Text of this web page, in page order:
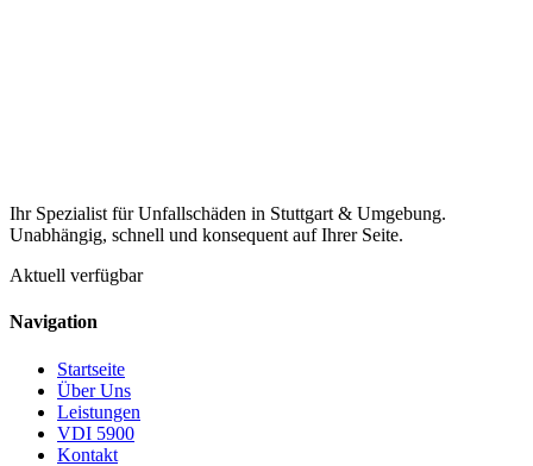
Ihr Spezialist für Unfallschäden in Stuttgart & Umgebung.
Unabhängig, schnell und konsequent auf Ihrer Seite.
Aktuell verfügbar
Navigation
Startseite
Über Uns
Leistungen
VDI 5900
Kontakt